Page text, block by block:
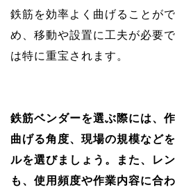
鉄筋を効率よく曲げることが
め、移動や設置に工夫が必要
は特に重宝されます。
鉄筋ベンダーを選ぶ際には、
曲げる角度、現場の規模など
ルを選びましょう。また、レ
も、使用頻度や作業内容に合